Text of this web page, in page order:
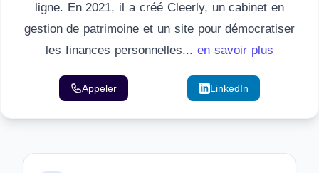
ligne. En 2021, il a créé Cleerly, un cabinet en
gestion de patrimoine et un site pour démocratiser
les finances personnelles... en savoir plus
Appeler LinkedIn